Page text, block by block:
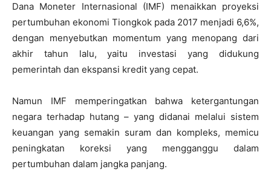
Dana Moneter Internasional (IMF) menaikkan proyeksi
pertumbuhan ekonomi Tiongkok pada 2017 menjadi 6,6%,
dengan menyebutkan momentum yang menopang dari
akhir tahun lalu, yaitu investasi yang didukung
pemerintah dan ekspansi kredit yang cepat.
Namun IMF memperingatkan bahwa ketergantungan
negara terhadap hutang – yang didanai melalui sistem
keuangan yang semakin suram dan kompleks, memicu
peningkatan koreksi yang mengganggu dalam
pertumbuhan dalam jangka panjang.